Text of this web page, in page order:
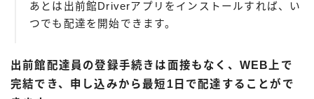
Follow Me
あとは出前館Driverアプリをインストールすれば、い
つでも配達を開始できます。
出前館配達員の登録手続きは面接もなく、WEB上で
完結でき、申し込みから最短1日で配達することがで